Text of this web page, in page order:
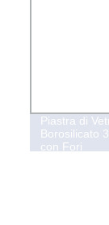
Piastra di
Borosilicato
con Fori